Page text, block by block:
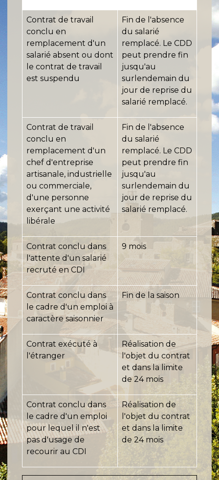
Contrat de travail
conclu en
remplacement d'un
salarié absent ou dont
le contrat de travail
est suspendu
Fin de l'absence
du salarié
remplacé. Le CDD
peut prendre fin
jusqu'au
surlendemain du
jour de reprise du
salarié remplacé.
Contrat de travail
conclu en
remplacement d'un
chef d'entreprise
artisanale, industrielle
ou commerciale,
d'une personne
exerçant une activité
libérale
Fin de l'absence
du salarié
remplacé. Le CDD
peut prendre fin
jusqu'au
surlendemain du
jour de reprise du
salarié remplacé.
Contrat conclu dans
l'attente d'un salarié
recruté en CDI
9 mois
Contrat conclu dans
le cadre d'un emploi à
caractère saisonnier
Fin de la saison
Contrat exécuté à
l'étranger
Réalisation de
l'objet du contrat
et dans la limite
de 24 mois
Contrat conclu dans
le cadre d'un emploi
pour lequel il n'est
pas d'usage de
recourir au CDI
Réalisation de
l'objet du contrat
et dans la limite
de 24 mois